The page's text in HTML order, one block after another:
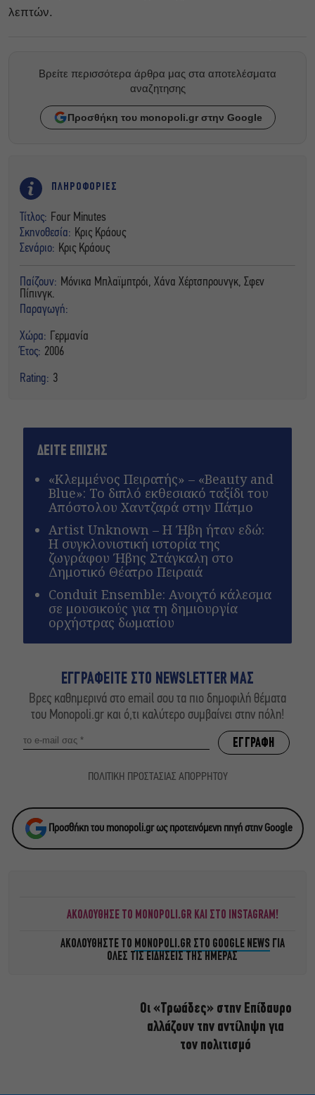
λεπτών.
Βρείτε περισσότερα άρθρα μας στα αποτελέσματα
αναζητησης
Προσθήκη του monopoli.gr στην Google
ΠΛΗΡΟΦΟΡΙΕΣ
Τίτλος: Four Minutes
Σκηνοθεσία: Κρις Κράους
Σενάριο: Κρις Κράους
Παίζουν: Μόνικα Μπλαϊμπτρόι, Χάνα Χέρτσπρουνγκ, Σφεν
Πίπινγκ.
Παραγωγή:
Χώρα:
Γερμανία
Έτος: 2006
Rating: 3
ΔΕΙΤΕ ΕΠΙΣΗΣ
«Κλεμμένος Πειρατής» – «Beauty and
Blue»: Το διπλό εκθεσιακό ταξίδι του
Απόστολου Χαντζαρά στην Πάτμο
Artist Unknown – Η Ήβη ήταν εδώ:
Η συγκλονιστική ιστορία της
ζωγράφου Ήβης Στάγκαλη στο
Δημοτικό Θέατρο Πειραιά
Conduit Ensemble: Ανοιχτό κάλεσμα
σε μουσικούς για τη δημιουργία
ορχήστρας δωματίου
ΕΓΓΡΑΦΕΙΤΕ ΣΤΟ NEWSLETTER ΜΑΣ
Βρες καθημερινά στο email σου τα πιο δημοφιλή θέματα
του Monopoli.gr και ό,τι καλύτερο συμβαίνει στην πόλη!
ΠΟΛΙΤΙΚΗ ΠΡΟΣΤΑΣΙΑΣ ΑΠΟΡΡΗΤΟΥ
Προσθήκη του monopoli.gr ως προτεινόμενη πηγή στην Google
ΑΚΟΛΟΥΘΗΣΕ ΤΟ MONOPOLI.GR ΚΑΙ ΣΤΟ INSTAGRAM!
ΑΚΟΛΟΥΘΗΣΤΕ ΤΟ MONOPOLI.GR ΣΤΟ GOOGLE NEWS ΓΙΑ
ΟΛΕΣ ΤΙΣ ΕΙΔΗΣΕΙΣ ΤΗΣ ΗΜΕΡΑΣ
Οι «Τρωάδες» στην Επίδαυρο
αλλάζουν την αντίληψη για
τον πολιτισμό